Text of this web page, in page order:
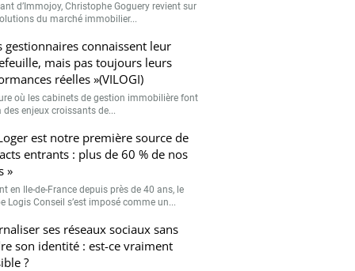
d’Immojoy, Christophe Goguery revient sur
du marché immobilier...
gestionnaires connaissent leur
mais pas toujours leurs
réelles »(VILOGI)
où les cabinets de gestion immobilière font
des enjeux croissants de...
est notre première source de
entrants : plus de 60 % de nos
»
en Ile-de-France depuis près de 40 ans, le
Logis Conseil s’est imposé comme un...
ses réseaux sociaux sans
son identité : est-ce vraiment
?